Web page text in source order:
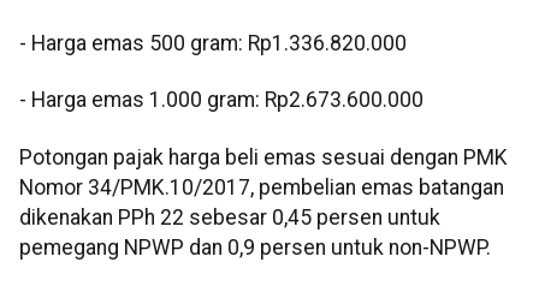
‎- ⁠Harga emas 500 gram: Rp1.336.820.000
‎- ⁠Harga emas 1.000 gram: Rp2.673.600.000
‎‎Potongan pajak harga beli emas sesuai dengan PMK
Nomor 34/PMK.10/2017, pembelian emas batangan
dikenakan PPh 22 sebesar 0,45 persen untuk
pemegang NPWP dan 0,9 persen untuk non-NPWP.